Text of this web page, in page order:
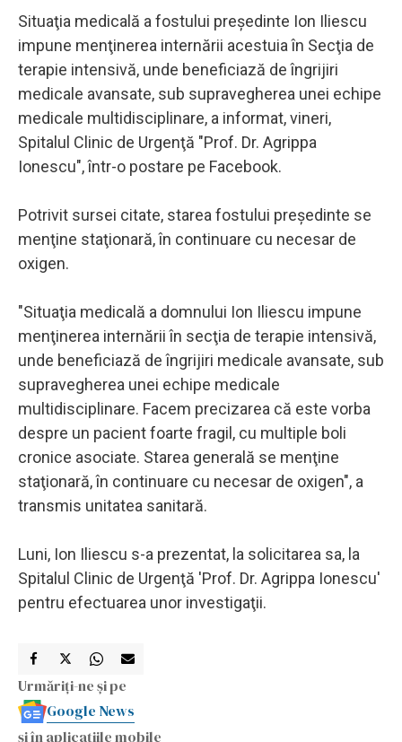
Situaţia medicală a fostului preşedinte Ion Iliescu
impune menţinerea internării acestuia în Secţia de
terapie intensivă, unde beneficiază de îngrijiri
medicale avansate, sub supravegherea unei echipe
medicale multidisciplinare, a informat, vineri,
Spitalul Clinic de Urgenţă "Prof. Dr. Agrippa
Ionescu", într-o postare pe Facebook.
Potrivit sursei citate, starea fostului preşedinte se
menţine staţionară, în continuare cu necesar de
oxigen.
"Situaţia medicală a domnului Ion Iliescu impune
menţinerea internării în secţia de terapie intensivă,
unde beneficiază de îngrijiri medicale avansate, sub
supravegherea unei echipe medicale
multidisciplinare. Facem precizarea că este vorba
despre un pacient foarte fragil, cu multiple boli
cronice asociate. Starea generală se menţine
staţionară, în continuare cu necesar de oxigen", a
transmis unitatea sanitară.
Luni, Ion Iliescu s-a prezentat, la solicitarea sa, la
Spitalul Clinic de Urgenţă 'Prof. Dr. Agrippa Ionescu'
pentru efectuarea unor investigaţii.
Urmăriți-ne și pe
Google News
și în aplicațiile mobile